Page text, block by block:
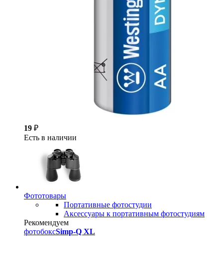
19 ₽
Есть в наличии
Фототовары
Портативные фотостудии
Аксессуары к портативным фотостудиям
Рекомендуем
фотобоксSimp-Q XL